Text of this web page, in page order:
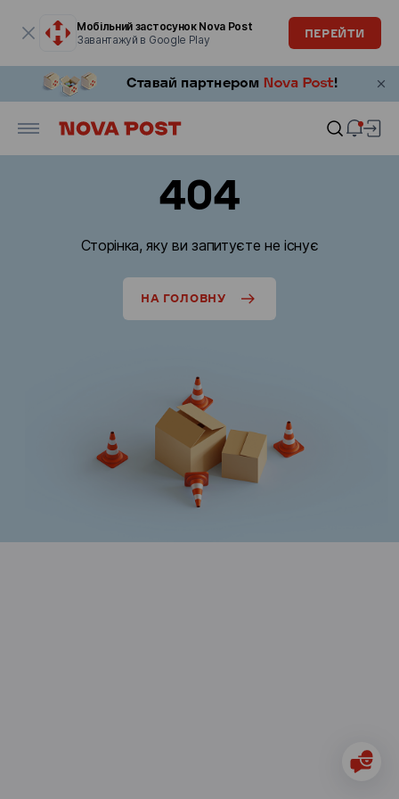
Мобільний застосунок Nova Post
Завантажуй в Google Play
ПЕРЕЙТИ
404
Сторінка, яку ви запитуєте не існує
НА ГОЛОВНУ